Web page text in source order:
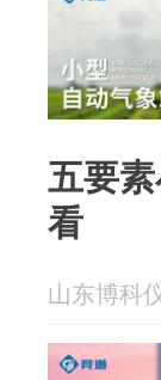
五要
看
山东博科